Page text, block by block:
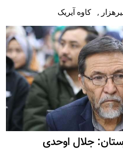
, کاوه آیریک
جلال اوحدی